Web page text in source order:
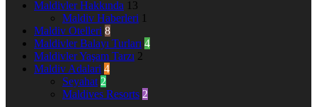
Maldivler Hakkında 13
Maldiv Haberleri 1
Maldiv Otelleri 8
Maldivler Balayı Turları 4
Maldivler Yaşam Tarzı 2
Maldiv Adalari 4
Seyahat 2
Maldives Resorts 2